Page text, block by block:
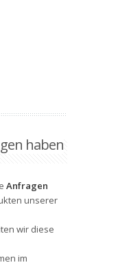
haben
Anfragen
unserer
wir diese
im